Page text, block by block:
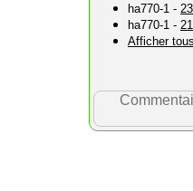
ha770-1 -
ha770-1 -
Afficher